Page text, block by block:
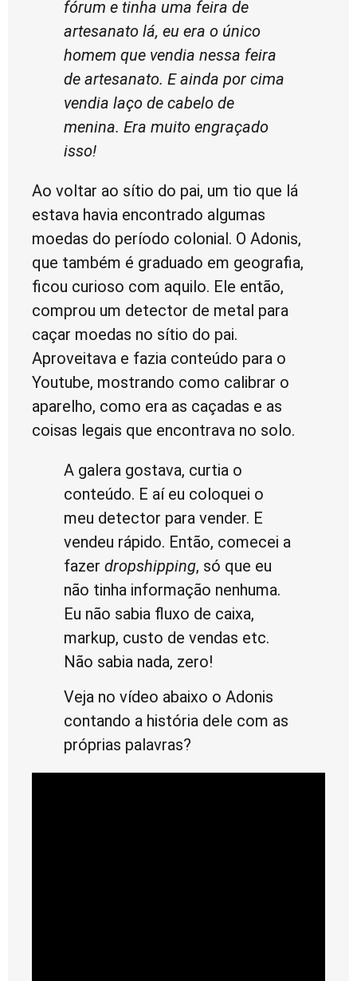
fórum e tinha uma feira de
artesanato lá, eu era o único
homem que vendia nessa feira
de artesanato. E ainda por cima
vendia laço de cabelo de
menina. Era muito engraçado
isso!
Ao voltar ao sítio do pai, um tio que lá
estava havia encontrado algumas
moedas do período colonial. O Adonis,
que também é graduado em geografia,
ficou curioso com aquilo. Ele então,
comprou um detector de metal para
caçar moedas no sítio do pai.
Aproveitava e fazia conteúdo para o
Youtube, mostrando como calibrar o
aparelho, como era as caçadas e as
coisas legais que encontrava no solo.
A galera gostava, curtia o
conteúdo. E aí eu coloquei o
meu detector para vender. E
vendeu rápido. Então, comecei a
fazer dropshipping, só que eu
não tinha informação nenhuma.
Eu não sabia fluxo de caixa,
markup, custo de vendas etc.
Não sabia nada, zero!
Veja no vídeo abaixo o Adonis
contando a história dele com as
próprias palavras?